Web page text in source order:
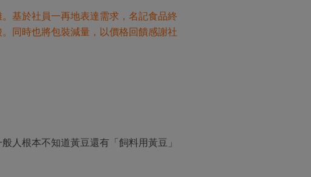
基於社員一再地表達需求，名記食品終
同時也將包裝減量，以價格回饋感謝社
人根本不知道黃豆還有「飼料用黃豆」